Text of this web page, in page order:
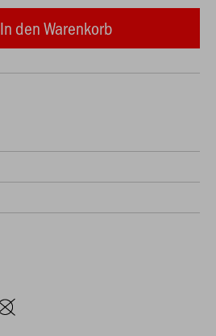
In den Warenkorb